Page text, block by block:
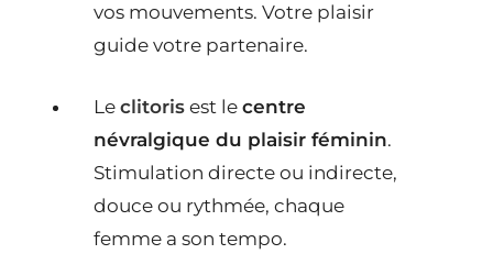
vos mouvements. Votre plaisir
guide votre partenaire.
Le clitoris est le centre
névralgique du plaisir féminin.
Stimulation directe ou indirecte,
douce ou rythmée, chaque
femme a son tempo.